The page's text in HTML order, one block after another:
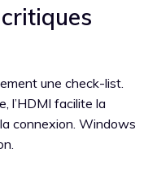
une check-list.
l’HDMI facilite la
connexion. Windows